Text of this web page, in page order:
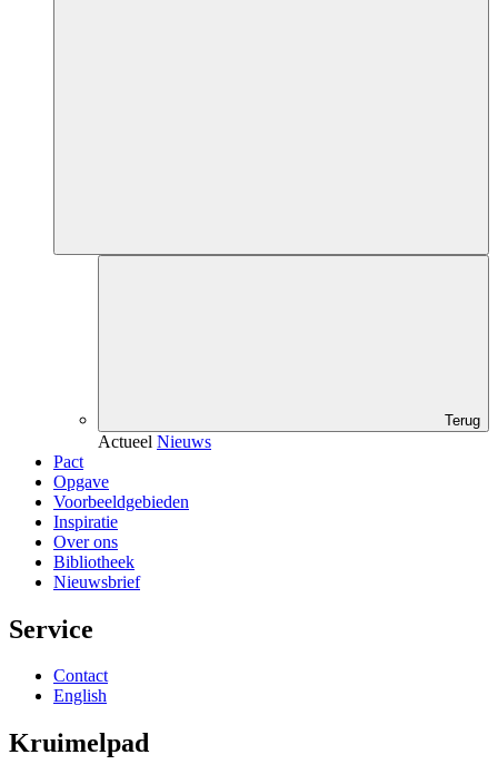
Terug
Actueel Nieuws
Pact
Opgave
Voorbeeldgebieden
Inspiratie
Over ons
Bibliotheek
Nieuwsbrief
Service
Contact
English
Kruimelpad